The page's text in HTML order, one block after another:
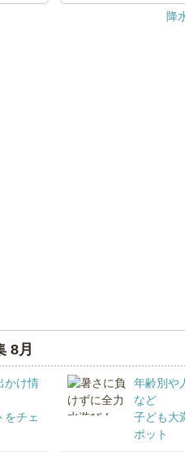
降
8月
かけ情
をチェ
年齢別や
など
子ども大
ポット